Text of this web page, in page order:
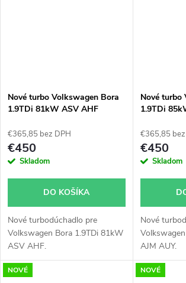
Nové turbo Volkswagen Bora
1.9TDi 81kW ASV AHF
€365,85 bez DPH
€450
Skladom
DO KOŠÍKA
Nové turbodúchadlo pre
Volkswagen Bora 1.9TDi 81kW
ASV AHF.
Nové turbo
1.9TDi
€365,85
€450
Skladom
Nové
AJM AUY.
NOVÉ NOVÉ